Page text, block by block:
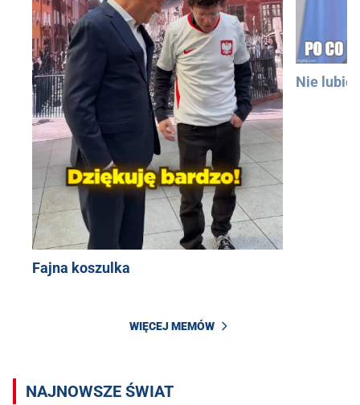
Fajna koszulka
Nie lubię
WIĘCEJ MEMÓW
NAJNOWSZE ŚWIAT